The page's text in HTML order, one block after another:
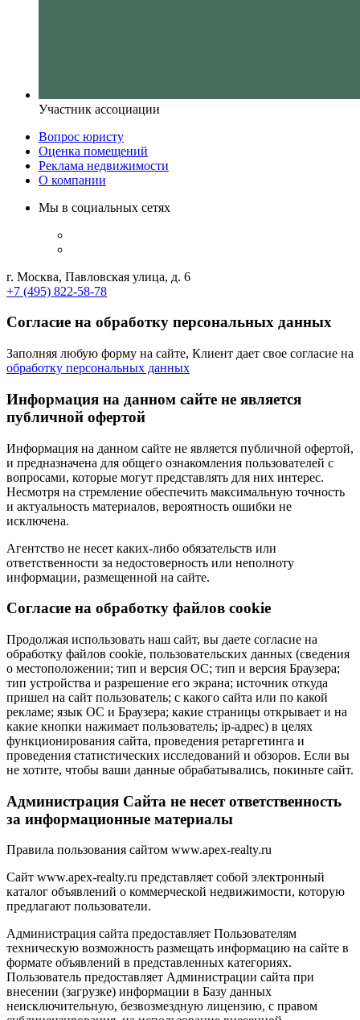
Участник ассоциации
Вопрос юристу
Оценка помещений
Реклама недвижимости
О компании
Мы в социальных сетях
г. Москва, Павловская улица, д. 6
+7 (495) 822-58-78
Согласие на обработку персональных данных
Заполняя любую форму на сайте, Клиент дает свое согласие на
обработку персональных данных
Информация на данном сайте не является
публичной офертой
Информация на данном сайте не является публичной офертой,
и предназначена для общего ознакомления пользователей с
вопросами, которые могут представлять для них интерес.
Несмотря на стремление обеспечить максимальную точность
и актуальность материалов, вероятность ошибки не
исключена.
Агентство не несет каких-либо обязательств или
ответственности за недостоверность или неполноту
информации, размещенной на сайте.
Cогласие на обработку файлов cookie
Продолжая использовать наш сайт, вы даете согласие на
обработку файлов cookie, пользовательских данных (сведения
о местоположении; тип и версия ОС; тип и версия Браузера;
тип устройства и разрешение его экрана; источник откуда
пришел на сайт пользователь; с какого сайта или по какой
рекламе; язык ОС и Браузера; какие страницы открывает и на
какие кнопки нажимает пользователь; ip-адрес) в целях
функционирования сайта, проведения ретаргетинга и
проведения статистических исследований и обзоров. Если вы
не хотите, чтобы ваши данные обрабатывались, покиньте сайт.
Администрация Сайта не несет ответственность
за информационные материалы
Правила пользования сайтом www.apex-realty.ru
Сайт www.apex-realty.ru представляет собой электронный
каталог объявлений о коммерческой недвижимости, которую
предлагают пользователи.
Администрация сайта предоставляет Пользователям
техническую возможность размещать информацию на сайте в
формате объявлений в представленных категориях.
Пользователь предоставляет Администрации сайта при
внесении (загрузке) информации в Базу данных
неисключительную, безвозмездную лицензию, с правом